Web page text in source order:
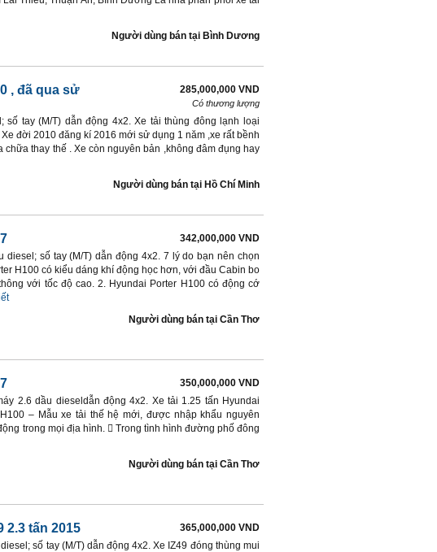
Người dùng bán tại Bình Dương
, đã qua sử
285,000,000 VND
Có thương lượng
số tay (M/T) dẫn động 4x2. Xe tải thùng đông lạnh loại
đời 2010 đăng kí 2016 mới sử dụng 1 năm ,xe rất bềnh
thay thế . Xe còn nguyên bản ,không đâm đụng hay
Người dùng bán tại Hồ Chí Minh
342,000,000 VND
diesel; số tay (M/T) dẫn động 4x2. 7 lý do bạn nên chọn
H100 có kiểu dáng khí động học hơn, với đầu Cabin bo
với tốc độ cao. 2. Hyundai Porter H100 có động cớ
Người dùng bán tại Cần Thơ
350,000,000 VND
2.6 dầu dieseldẫn động 4x2. Xe tải 1.25 tấn Hyundai
– Mẫu xe tải thế hệ mới, được nhập khẩu nguyên
trong mọi địa hình.  Trong tình hình đường phố đông
Người dùng bán tại Cần Thơ
2.3 tấn 2015
365,000,000 VND
số tay (M/T) dẫn động 4x2. Xe IZ49 đóng thùng mui